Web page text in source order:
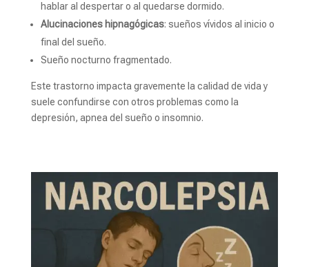
hablar al despertar o al quedarse dormido.
Alucinaciones hipnagógicas: sueños vívidos al inicio o
final del sueño.
Sueño nocturno fragmentado.
Este trastorno impacta gravemente la calidad de vida y
suele confundirse con otros problemas como la
depresión, apnea del sueño o insomnio.